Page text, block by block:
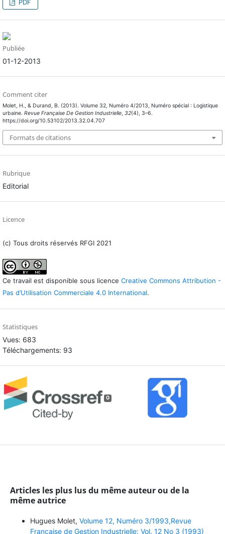
PDF
Publiée
01-12-2013
Comment citer
Molet, H., & Durand, B. (2013). Volume 32, Numéro 4/2013, Numéro spécial : Logistique
urbaine. Revue Française De Gestion Industrielle, 32(4), 3–6.
https://doi.org/10.53102/2013.32.04.707
Formats de citations
Rubrique
Editorial
Licence
(c) Tous droits réservés RFGI 2021
Ce travail est disponible sous licence Creative Commons Attribution -
Pas d’Utilisation Commerciale 4.0 International.
Statistiques
Vues: 683
Téléchargements: 93
0
Articles les plus lus du même auteur ou de la
même autrice
Hugues Molet, Volume 12, Numéro 3/1993,Revue
Française de Gestion Industrielle: Vol. 12 No 3 (1993)